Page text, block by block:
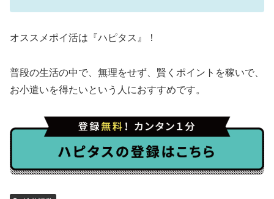
オススメポイ活は『ハピタス』！
普段の生活の中で、無理をせず、賢くポイントを稼いで、
お小遣いを得たいという人におすすめです。